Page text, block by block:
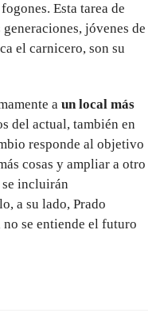
Esta tarea de
jóvenes de
el carnicero, son su
a un local más
del actual, también en
responde al objetivo
cosas y ampliar a otro
incluirán
a su lado, Prado
no se entiende el futuro